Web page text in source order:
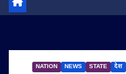
NATION NEWS STATE देश